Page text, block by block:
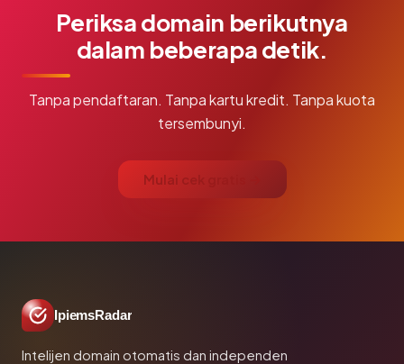
Periksa domain berikutnya
dalam beberapa detik.
Tanpa pendaftaran. Tanpa kartu kredit. Tanpa kuota
tersembunyi.
Mulai cek gratis →
IpiemsRadar
Intelijen domain otomatis dan independen